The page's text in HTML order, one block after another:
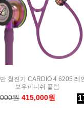
청진기 CARDIO 4 6205 레
보우피니쉬 플럼
원 415,000원